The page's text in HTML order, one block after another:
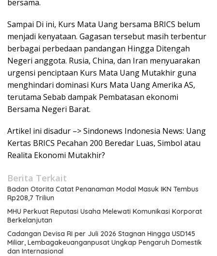
bersama.
Sampai Di ini, Kurs Mata Uang bersama BRICS belum
menjadi kenyataan. Gagasan tersebut masih terbentur
berbagai perbedaan pandangan Hingga Ditengah
Negeri anggota. Rusia, China, dan Iran menyuarakan
urgensi penciptaan Kurs Mata Uang Mutakhir guna
menghindari dominasi Kurs Mata Uang Amerika AS,
terutama Sebab dampak Pembatasan ekonomi
Bersama Negeri Barat.
Artikel ini disadur –> Sindonews Indonesia News: Uang
Kertas BRICS Pecahan 200 Beredar Luas, Simbol atau
Realita Ekonomi Mutakhir?
Berita Terkait
Badan Otorita Catat Penanaman Modal Masuk IKN Tembus
Rp208,7 Triliun
MHU Perkuat Reputasi Usaha Melewati Komunikasi Korporat
Berkelanjutan
Cadangan Devisa RI per Juli 2026 Stagnan Hingga USD145
Miliar, Lembagakeuanganpusat Ungkap Pengaruh Domestik
dan Internasional